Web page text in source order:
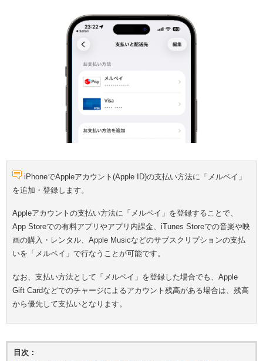
iPhoneでAppleアカウント(Apple ID)の支払い方法に「メルペイ」
を追加・登録します。
Appleアカウントの支払い方法に「メルペイ」を登録することで、
App Storeでの有料アプリやアプリ内課金、iTunes Storeでの音楽や映
画の購入・レンタル、Apple Musicなどのサブスクリプションの支払
いを「メルペイ」で行なうことが可能です。
なお、支払い方法として「メルペイ」を登録した場合でも、Apple
Gift Cardなどでのチャージによるアカウント残高がある場合は、残高
から優先して支払いとなります。
目次：